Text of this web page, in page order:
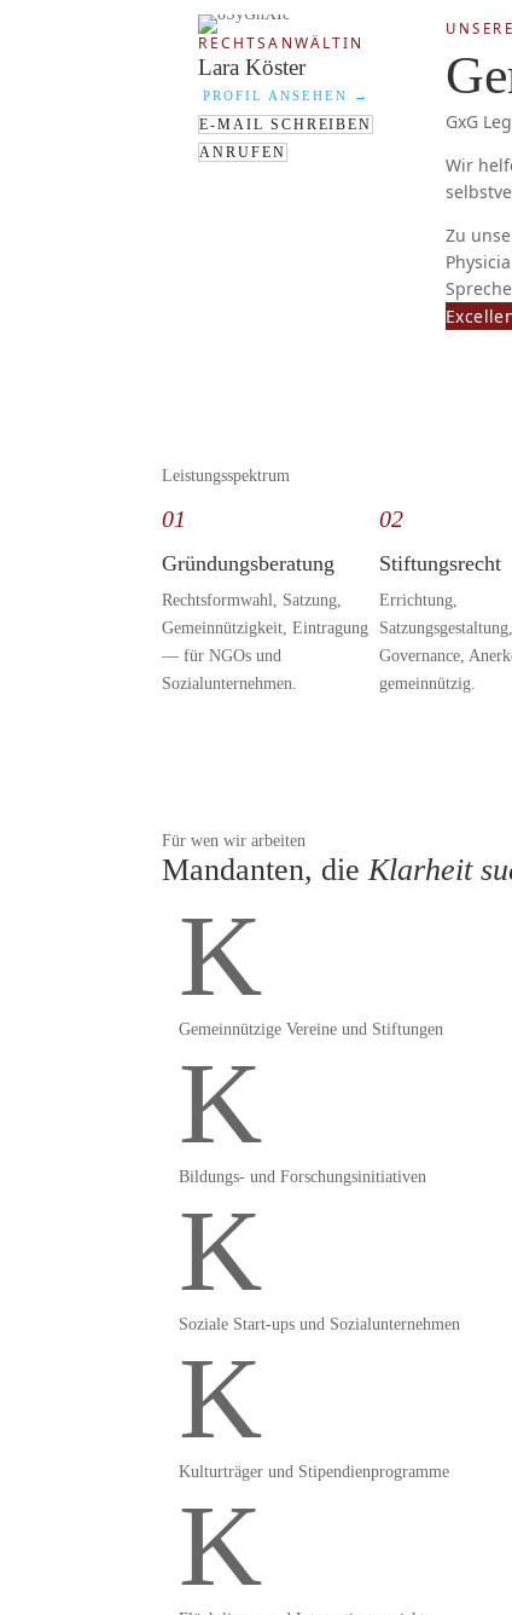
RECHTSANWÄLTIN
Lara Köster
PROFIL ANSEHEN →
E-MAIL SCHREIBEN
ANRUFEN
GxG
Wir
Zu
Leistungsspektrum
01
Gründungsberatung
Rechtsformwahl, Satzung,
Gemeinnützigkeit, Eintragung
— für NGOs und
Sozialunternehmen.
02
Stiftungsrecht
Errichtung,
Satzungsgestaltung,
Governance,
gemeinnützig.
Für wen wir arbeiten
Mandanten, dieKlarheit
K
Gemeinnützige Vereine und Stiftungen
K
Bildungs- und Forschungsinitiativen
K
Soziale Start-ups und Sozialunternehmen
K
Kulturträger und Stipendienprogramme
K